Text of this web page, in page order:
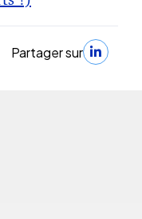
Partager sur